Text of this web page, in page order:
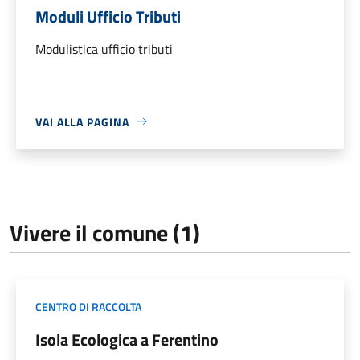
Moduli Ufficio Tributi
Modulistica ufficio tributi
VAI ALLA PAGINA
Vivere il comune (1)
CENTRO DI RACCOLTA
Isola Ecologica a Ferentino